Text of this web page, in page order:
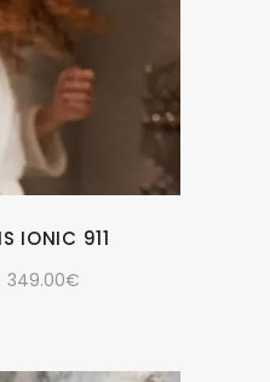
IONIC 911
349.00€